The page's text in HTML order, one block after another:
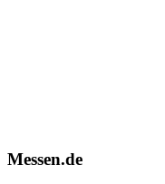
Messen.de